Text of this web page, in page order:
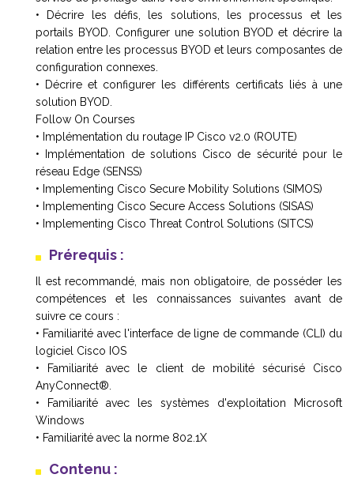
• Décrire les défis, les solutions, les processus et les
portails BYOD. Configurer une solution BYOD et décrire la
relation entre les processus BYOD et leurs composantes de
configuration connexes.
• Décrire et configurer les différents certificats liés à une
solution BYOD.
Follow On Courses
• Implémentation du routage IP Cisco v2.0 (ROUTE)
• Implémentation de solutions Cisco de sécurité pour le
réseau Edge (SENSS)
• Implementing Cisco Secure Mobility Solutions (SIMOS)
• Implementing Cisco Secure Access Solutions (SISAS)
• Implementing Cisco Threat Control Solutions (SITCS)
Prérequis :
Il est recommandé, mais non obligatoire, de posséder les
compétences et les connaissances suivantes avant de
suivre ce cours :
• Familiarité avec l'interface de ligne de commande (CLI) du
logiciel Cisco IOS
• Familiarité avec le client de mobilité sécurisé Cisco
AnyConnect®.
• Familiarité avec les systèmes d'exploitation Microsoft
Windows
• Familiarité avec la norme 802.1X
Contenu :